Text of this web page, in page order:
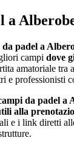
a
da padel a
campi dove
amatoriale tra
e professionisti
da padel a
alla
e i link diretti